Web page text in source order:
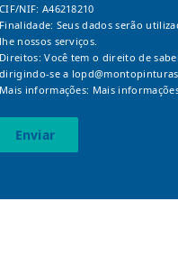
CIF/NIF: A46218210
Finalidade: Seus dados serão
lhe nossos serviços.
Direitos: Você tem o direito de
dirigindo-se a
Mais informações: Mais
Enviar